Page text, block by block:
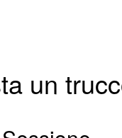
un